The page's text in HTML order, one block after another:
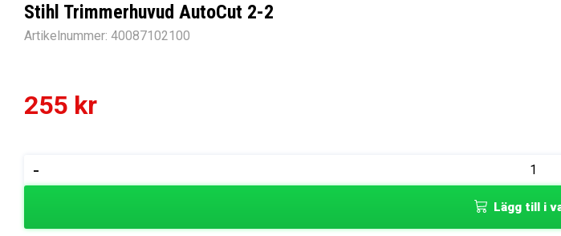
Stihl Trimmerhuvud AutoCut 2-2
Artikelnummer: 40087102100
255 kr
-
Trimmerhuvud
Lägg till i